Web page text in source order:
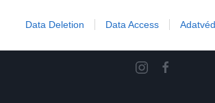
Data Deletion Data Access
Művelődj, szórakozz, kíváncsiskodj,